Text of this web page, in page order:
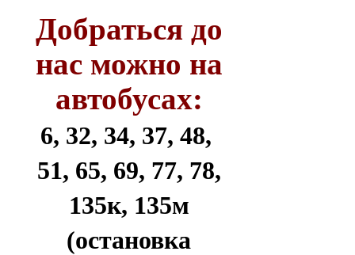
Добраться до
нас можно на
автобусах:
6, 32, 34, 37, 48,
51, 65, 69, 77, 78,
135к, 135м
(остановка